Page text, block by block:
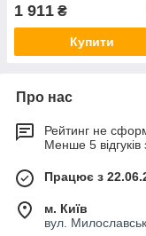
1 911 ₴
Купити
Про нас
Рейтинг не
Менше 5 відгуків
Працює з
м. Київ
вул.